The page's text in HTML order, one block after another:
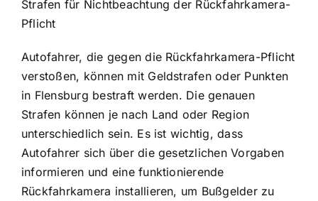
Strafen für Nichtbeachtung der Rückfahrkamera-
Pflicht
Autofahrer, die gegen die Rückfahrkamera-Pflicht
verstoßen, können mit Geldstrafen oder Punkten
in Flensburg bestraft werden. Die genauen
Strafen können je nach Land oder Region
unterschiedlich sein. Es ist wichtig, dass
Autofahrer sich über die gesetzlichen Vorgaben
informieren und eine funktionierende
Rückfahrkamera installieren, um Bußgelder zu